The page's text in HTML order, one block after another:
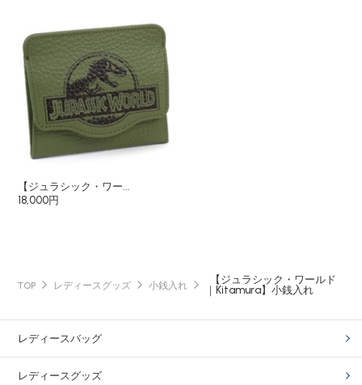
【ジュラシック・ワー...
18,000円
TOP レディースグッズ 小銭入れ
【ジュラシック・ワールド
｜Kitamura】小銭入れ
レディースバッグ
レディースグッズ